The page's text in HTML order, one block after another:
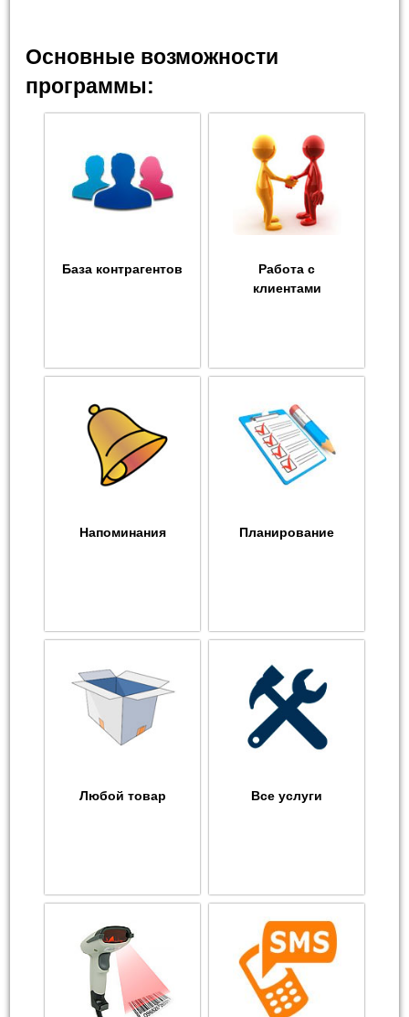
Основные возможности
программы:
База контрагентов
Работа с
клиентами
Напоминания Планирование
Любой товар Все услуги